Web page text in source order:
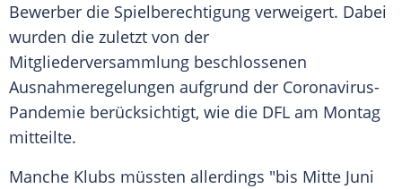
Bewerber die Spielberechtigung verweigert. Dabei
wurden die zuletzt von der
Mitgliederversammlung beschlossenen
Ausnahmeregelungen aufgrund der Coronavirus-
Pandemie berücksichtigt, wie die DFL am Montag
mitteilte.
Manche Klubs müssten allerdings "bis Mitte Juni